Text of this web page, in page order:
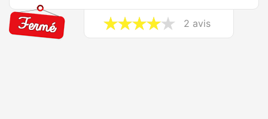
2 avis